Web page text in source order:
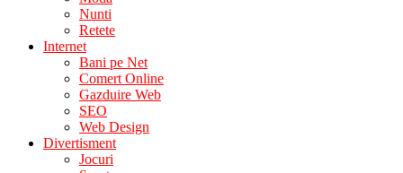
Nunti
Retete
Internet
Bani pe Net
Comert Online
Gazduire Web
SEO
Web Design
Divertisment
Jocuri